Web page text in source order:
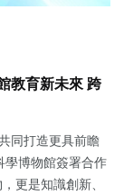
教育新未來 跨
同打造更具前瞻
學博物館簽署合作
更是知識創新、